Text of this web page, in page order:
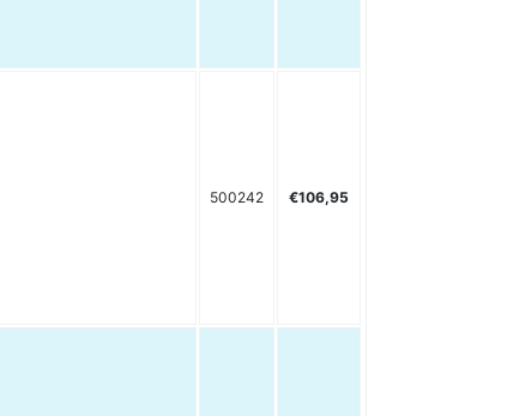
500242 €106,95